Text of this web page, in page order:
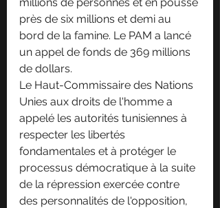
près de six millions et demi au
bord de la famine. Le PAM a lancé
un appel de fonds de 369 millions
de dollars.
Le Haut-Commissaire des Nations
Unies aux droits de l'homme a
appelé les autorités tunisiennes à
respecter les libertés
fondamentales et à protéger le
processus démocratique à la suite
de la répression exercée contre
des personnalités de l'opposition,